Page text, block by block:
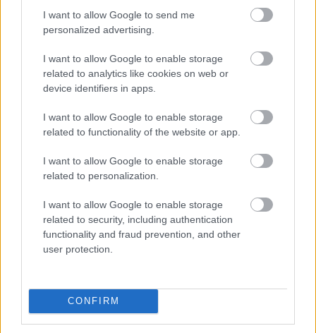
I want to allow Google to send me
personalized advertising.
I want to allow Google to enable storage
related to analytics like cookies on web or
device identifiers in apps.
I want to allow Google to enable storage
related to functionality of the website or app.
I want to allow Google to enable storage
related to personalization.
I want to allow Google to enable storage
related to security, including authentication
functionality and fraud prevention, and other
user protection.
CONFIRM